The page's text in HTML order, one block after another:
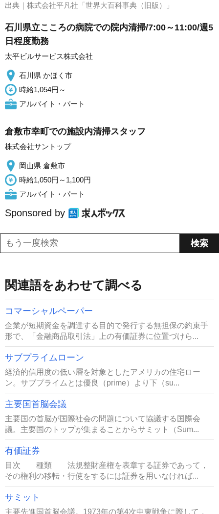
出典｜ 株式会社平凡社「世界大百科事典（旧版）」
石川県立こころの病院での院内清掃/7:00～11:00/週5
日程度勤務
太平ビルサービス株式会社
石川県 かほく市
時給1,054円～
アルバイト・パート
倉敷市幸町での施設内清掃スタッフ
株式会社サントップ
岡山県 倉敷市
時給1,050円～1,100円
アルバイト・パート
Sponsored by
関連語をあわせて調べる
コマーシャルペーパー
企業が短期資金を調達する目的で発行する無担保の約束手
形で、「金融商品取引法」上の有価証券に位置づけら...
サブプライムローン
経済的信用度の低い層を対象としたアメリカの住宅ロー
ン。サブプライムとは優良（prime）より下（su...
主要国首脳会議
主要国の首脳が国際社会の問題について協議する国際会
議。主要国のトップが集まることからサミット（Sum...
有価証券
目次 種類 法規整財産権を表章する証券であって，
その権利の移転・行使をするには証券を用いなければ...
サミット
主要先進国首脳会議。1973年の第4次中東戦争に際して，